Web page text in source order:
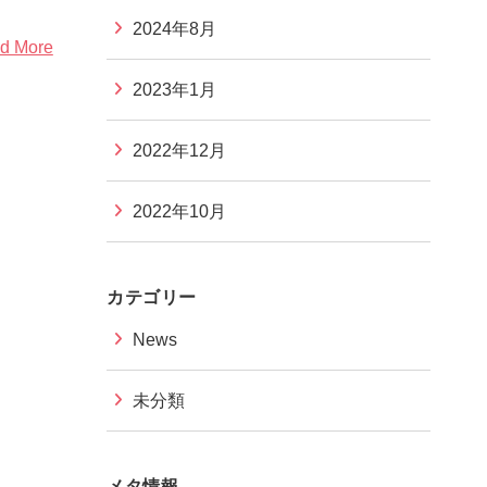
More
2024年8月
2023年1月
2022年12月
2022年10月
カテゴリー
News
未分類